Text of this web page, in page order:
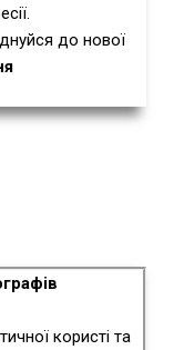
до нової
користі та